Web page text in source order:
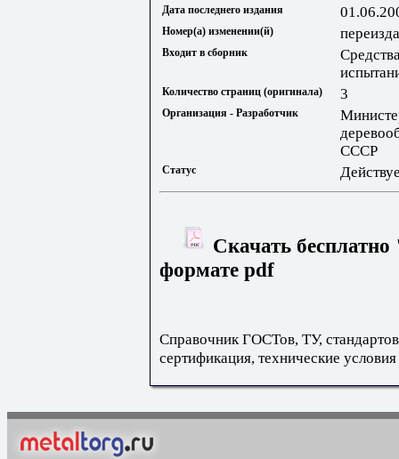
Дата последнего издания
Номер(а) изменении(й)
Входит в сборник
Количество страниц (оригинала) 3
Организация - Разработчик
СССР
Статус
Скачать
формате pdf
Справочник ГОСТов, ТУ,
сертификация, технические условия